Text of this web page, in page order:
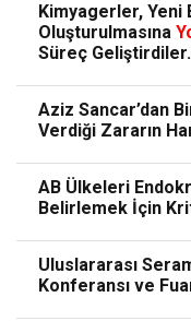
Kimyagerler, Yeni
Oluşturulmasına
Süreç Geliştirdiler.
Aziz Sancar’dan
Verdiği Zararın
AB Ülkeleri
Belirlemek İçin
Uluslararası
Konferansı ve